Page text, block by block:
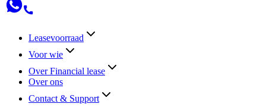
Leasevoorraad
Voor wie
Over Financial lease
Over ons
Contact & Support